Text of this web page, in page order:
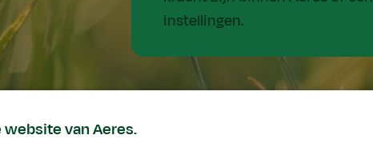
instellingen.
website van Aeres.